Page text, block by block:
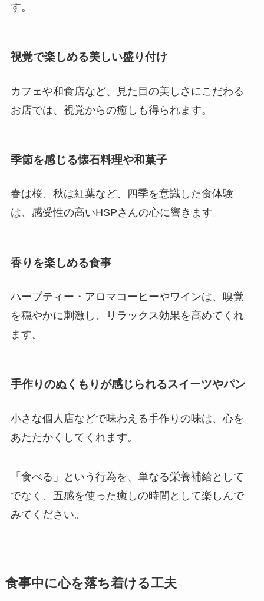
す。
視覚で楽しめる美しい盛り付け
カフェや和食店など、見た目の美しさにこだわる
お店では、視覚からの癒しも得られます。
季節を感じる懐石料理や和菓子
春は桜、秋は紅葉など、四季を意識した食体験
は、感受性の高いHSPさんの心に響きます。
香りを楽しめる食事
ハーブティー・アロマコーヒーやワインは、嗅覚
を穏やかに刺激し、リラックス効果を高めてくれ
ます。
手作りのぬくもりが感じられるスイーツやパン
小さな個人店などで味わえる手作りの味は、心を
あたたかくしてくれます。
「食べる」という行為を、単なる栄養補給として
でなく、五感を使った癒しの時間として楽しんで
みてください。
食事中に心を落ち着ける工夫